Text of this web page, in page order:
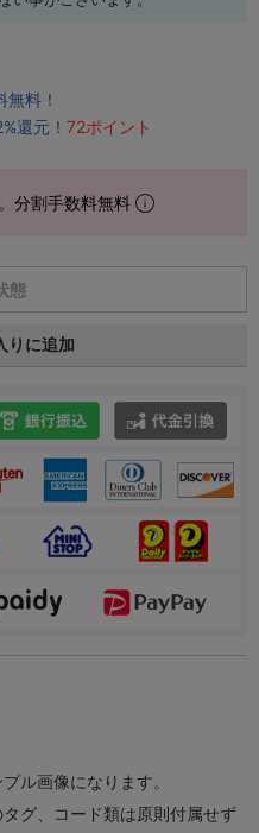
料！
還元！ 72ポイント
分割手数料無料
態
りに追加
ル画像になります。
グ、コード類は原則付属せず